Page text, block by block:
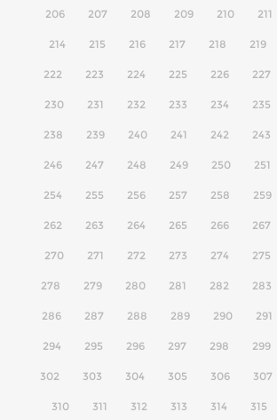
206 207 208 209 210 211
214 215 216 217 218 219
222 223 224 225 226 227
230 231 232 233 234 235
238 239 240 241 242 243
246 247 248 249 250 251
254 255 256 257 258 259
262 263 264 265 266 267
270 271 272 273 274 275
278 279 280 281 282 283
286 287 288 289 290 291
294 295 296 297 298 299
302 303 304 305 306 307
310 311 312 313 314 315